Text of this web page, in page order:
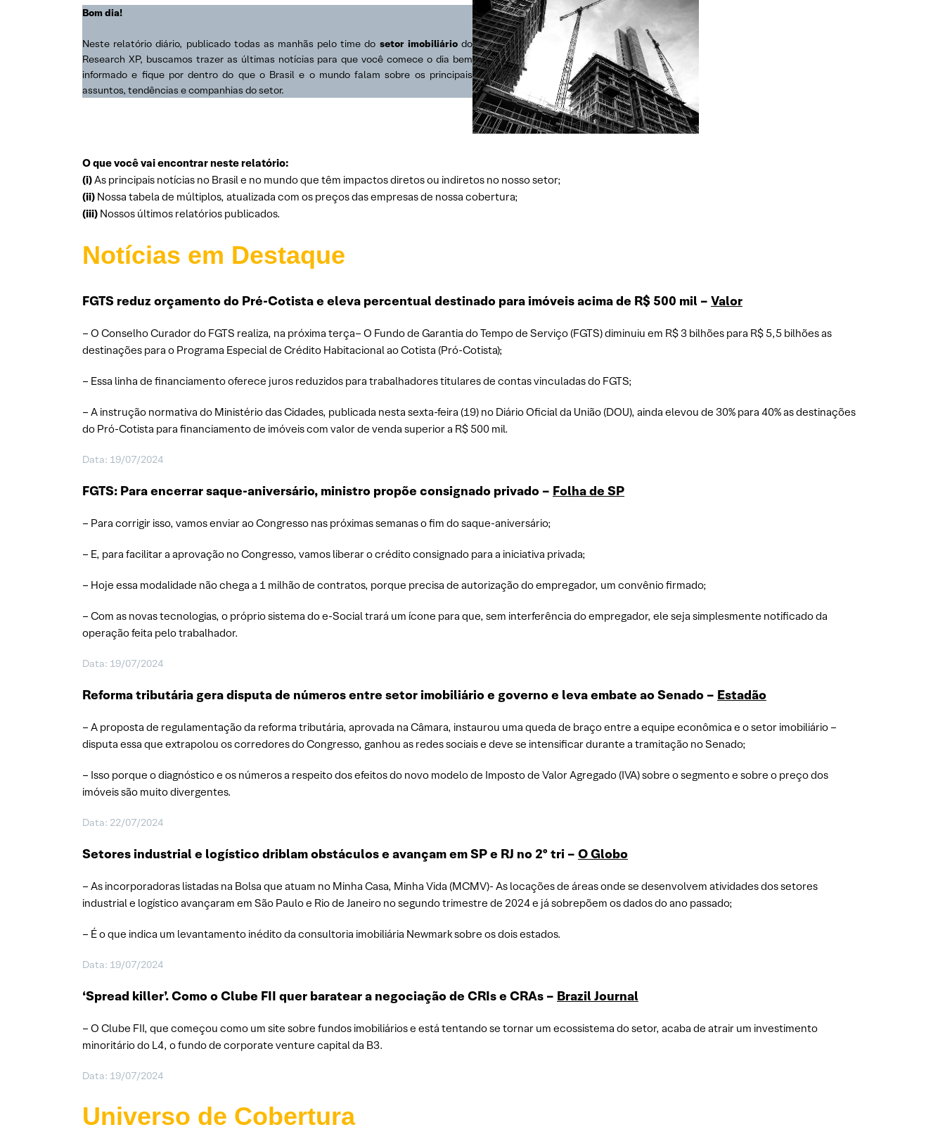
Bom dia!
Neste relatório diário, publicado todas as manhãs pelo time do setor imobiliáriodo
Research XP, buscamos trazer as últimas notícias para que você comece o dia bem
informado e fique por dentro do que o Brasil e o mundo falam sobre os principais
assuntos, tendências e companhias do setor.
O que você vai encontrar neste relatório:
(i)As principais notícias no Brasil e no mundo que têm impactos diretos ou indiretos no nosso setor;
(ii) Nossa tabela de múltiplos, atualizada com os preços das empresas de nossa cobertura;
(iii) Nossos últimos relatórios publicados.
Notícias em Destaque
FGTS reduz orçamento do Pré-Cotista e eleva percentual destinado para imóveis acima de R$ 500 mil – Valor
– O Conselho Curador do FGTS realiza, na próxima terça– O Fundo de Garantia do Tempo de Serviço (FGTS) diminuiu em R$ 3 bilhões para R$ 5,5 bilhões as
destinações para o Programa Especial de Crédito Habitacional ao Cotista (Pró-Cotista);
– Essa linha de financiamento oferece juros reduzidos para trabalhadores titulares de contas vinculadas do FGTS;
– A instrução normativa do Ministério das Cidades, publicada nesta sexta-feira (19) no Diário Oficial da União (DOU), ainda elevou de 30% para 40% as destinações
do Pró-Cotista para financiamento de imóveis com valor de venda superior a R$ 500 mil.
Data: 19/07/2024
FGTS: Para encerrar saque-aniversário, ministro propõe consignado privado – Folha de SP
– Para corrigir isso, vamos enviar ao Congresso nas próximas semanas o fim do saque-aniversário;
– E, para facilitar a aprovação no Congresso, vamos liberar o crédito consignado para a iniciativa privada;
– Hoje essa modalidade não chega a 1 milhão de contratos, porque precisa de autorização do empregador, um convênio firmado;
– Com as novas tecnologias, o próprio sistema do e-Social trará um ícone para que, sem interferência do empregador, ele seja simplesmente notificado da
operação feita pelo trabalhador.
Data: 19/07/2024
Reforma tributária gera disputa de números entre setor imobiliário e governo e leva embate ao Senado – Estadão
– A proposta de regulamentação da reforma tributária, aprovada na Câmara, instaurou uma queda de braço entre a equipe econômica e o setor imobiliário –
disputa essa que extrapolou os corredores do Congresso, ganhou as redes sociais e deve se intensificar durante a tramitação no Senado;
– Isso porque o diagnóstico e os números a respeito dos efeitos do novo modelo de Imposto de Valor Agregado (IVA) sobre o segmento e sobre o preço dos
imóveis são muito divergentes.
Data: 22/07/2024
Setores industrial e logístico driblam obstáculos e avançam em SP e RJ no 2º tri – O Globo
– As incorporadoras listadas na Bolsa que atuam no Minha Casa, Minha Vida (MCMV)- As locações de áreas onde se desenvolvem atividades dos setores
industrial e logístico avançaram em São Paulo e Rio de Janeiro no segundo trimestre de 2024 e já sobrepõem os dados do ano passado;
– É o que indica um levantamento inédito da consultoria imobiliária Newmark sobre os dois estados.
Data: 19/07/2024
‘Spread killer’. Como o Clube FII quer baratear a negociação de CRIs e CRAs – Brazil Journal
– O Clube FII, que começou como um site sobre fundos imobiliários e está tentando se tornar um ecossistema do setor, acaba de atrair um investimento
minoritário do L4, o fundo de corporate venture capital da B3.
Data: 19/07/2024
Universo de Cobertura